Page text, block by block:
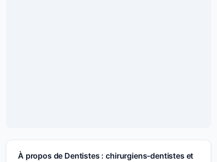
À propos de Dentistes : chirurgiens-dentistes et